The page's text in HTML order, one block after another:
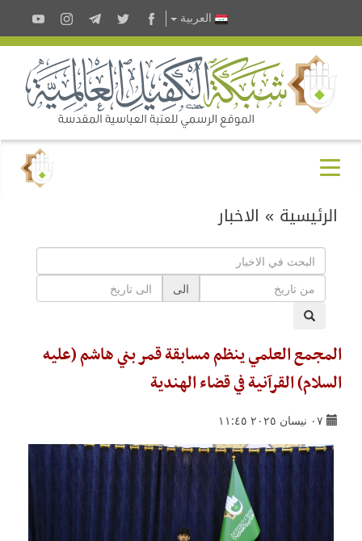
العربية
الرئيسية » الاخبار
الى
المجمع العلمي ينظم مسابقة قمر بني هاشم (عليه
السلام) القرآنية في قضاء الهندية
٠٧ نيسان ٢٠٢٥ ١١:٤٥